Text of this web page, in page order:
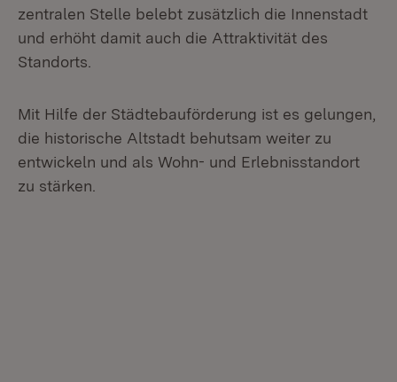
zentralen Stelle belebt zusätzlich die Innenstadt
und erhöht damit auch die Attraktivität des
Standorts.
Mit Hilfe der Städtebauförderung ist es gelungen,
die historische Altstadt behutsam weiter zu
entwickeln und als Wohn- und Erlebnisstandort
zu stärken.